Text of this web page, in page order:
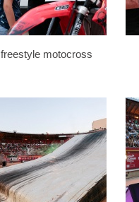
freestyle motocross